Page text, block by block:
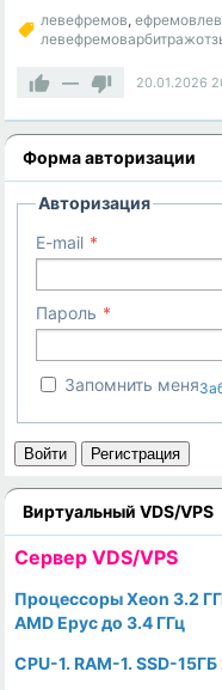
левефремов,
— 20.01.2026
Форма авторизации
Авторизация
E-mail
Пароль
Запомнить меня
Войти Регистрация
Виртуальный VDS/VPS
Cервер VDS/VPS
Процессоры Xeon 3.2
AMD Epyc до 3.4 ГГц
CPU-1. RAM-1. SSD-15ГБ